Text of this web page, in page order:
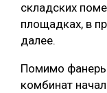
ДЕРЕВЯННОЕ
СОРТИРОВКА
складских
площадках, в
далее.
Помимо фанеры
комбинат